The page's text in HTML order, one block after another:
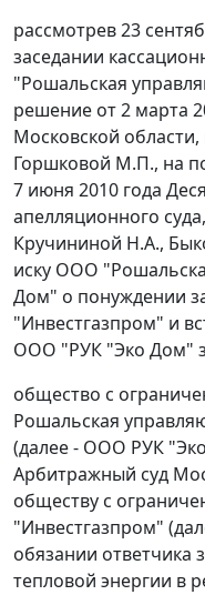
рассмотрев 23
заседании
"Рошальская
решение от 2 марта
Московской
Горшковой М.П., на
7 июня 2010 года
апелляционного
Кручининой Н.А.,
иску ООО
Дом" о понуждении
"Инвестгазпром" и
ООО "РУК "Эко Дом"
общество с
Рошальская
(далее - ООО РУК
Арбитражный суд
обществу с
"Инвестгазпром"
обязании ответчика
тепловой энергии в